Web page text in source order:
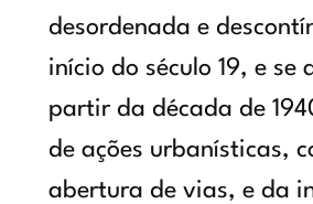
desordenada e
início do século 19, e se
partir da década de
de ações urbanísticas,
abertura de vias, e da